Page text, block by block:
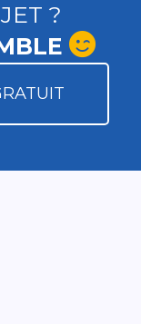
?